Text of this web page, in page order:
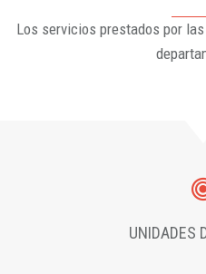
Los servicios prestados por
UNIDADES